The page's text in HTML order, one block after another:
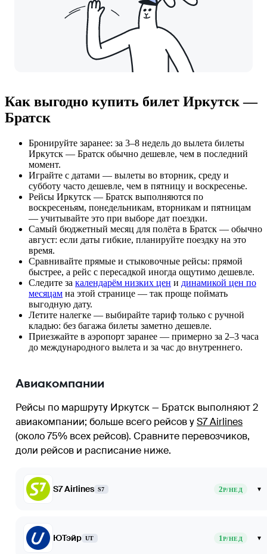
Как выгодно купить билет Иркутск —
Братск
Бронируйте заранее: за 3–8 недель до вылета билеты
Иркутск — Братск обычно дешевле, чем в последний
момент.
Играйте с датами — вылеты во вторник, среду и
субботу часто дешевле, чем в пятницу и воскресенье.
Рейсы Иркутск — Братск выполняются по
воскресеньям, понедельникам, вторникам и пятницам
— учитывайте это при выборе дат поездки.
Самый бюджетный месяц для полёта в Братск — обычно
август: если даты гибкие, планируйте поездку на это
время.
Сравнивайте прямые и стыковочные рейсы: прямой
быстрее, а рейс с пересадкой иногда ощутимо дешевле.
Следите за календарём низких цен и динамикой цен по
месяцам на этой странице — так проще поймать
выгодную дату.
Летите налегке — выбирайте тариф только с ручной
кладью: без багажа билеты заметно дешевле.
Приезжайте в аэропорт заранее — примерно за 2–3 часа
до международного вылета и за час до внутреннего.
Авиакомпании
Рейсы по маршруту Иркутск — Братск выполняют 2
авиакомпании; больше всего рейсов уS7 Airlines
(около 75% всех рейсов). Сравните перевозчиков,
доли рейсов и расписание ниже.
S7 Airlines S7 2Р/НЕД ▾
ЮТэйр UT 1Р/НЕД ▾